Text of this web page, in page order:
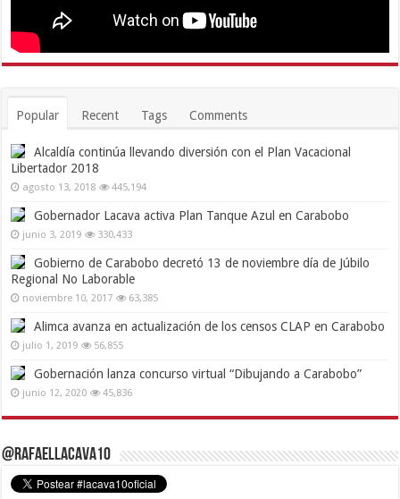
Popular Recent Tags Comments
Alcaldía continúa llevando diversión con el Plan Vacacional
Libertador 2018
agosto 13, 2018 445,194
Gobernador Lacava activa Plan Tanque Azul en Carabobo
junio 3, 2019 330,433
Gobierno de Carabobo decretó 13 de noviembre día de Júbilo
Regional No Laborable
noviembre 10, 2017 63,385
Alimca avanza en actualización de los censos CLAP en Carabobo
julio 1, 2019 56,855
Gobernación lanza concurso virtual “Dibujando a Carabobo”
junio 12, 2020 45,836
@RafaelLacava10